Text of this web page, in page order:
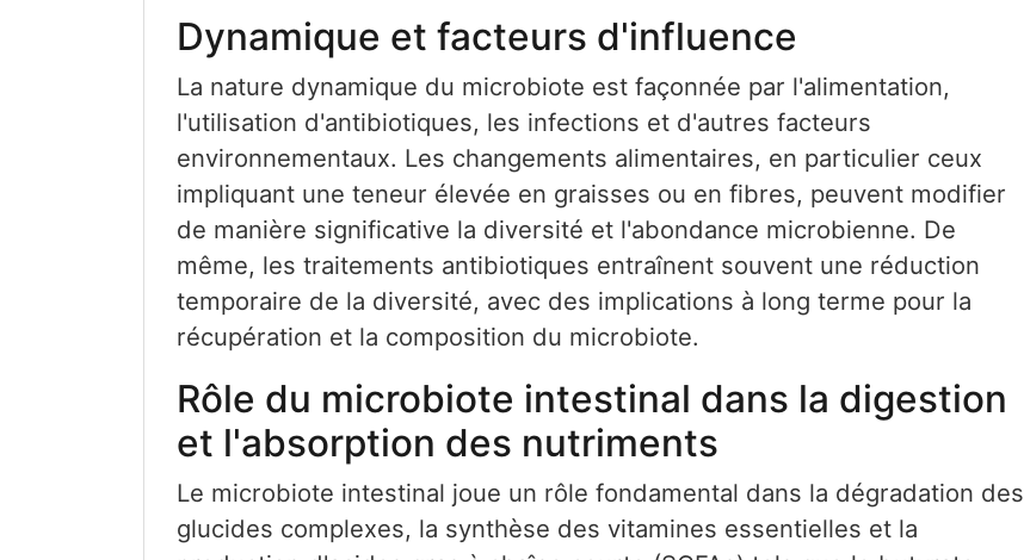
Dynamique et facteurs d'influence
La nature dynamique du microbiote est façonnée par l'alimentation,
l'utilisation d'antibiotiques, les infections et d'autres facteurs
environnementaux. Les changements alimentaires, en particulier ceux
impliquant une teneur élevée en graisses ou en fibres, peuvent modifier
de manière significative la diversité et l'abondance microbienne. De
même, les traitements antibiotiques entraînent souvent une réduction
temporaire de la diversité, avec des implications à long terme pour la
récupération et la composition du microbiote.
Rôle du microbiote intestinal dans la digestion
et l'absorption des nutriments
Le microbiote intestinal joue un rôle fondamental dans la dégradation des
glucides complexes, la synthèse des vitamines essentielles et la